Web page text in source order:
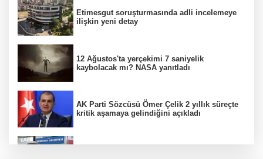
Etimesgut soruşturmasında adli incelemeye
ilişkin yeni detay
12 Ağustos'ta yerçekimi 7 saniyelik
kaybolacak mı? NASA yanıtladı
AK Parti Sözcüsü Ömer Çelik 2 yıllık süreçte
kritik aşamaya gelindiğini açıkladı